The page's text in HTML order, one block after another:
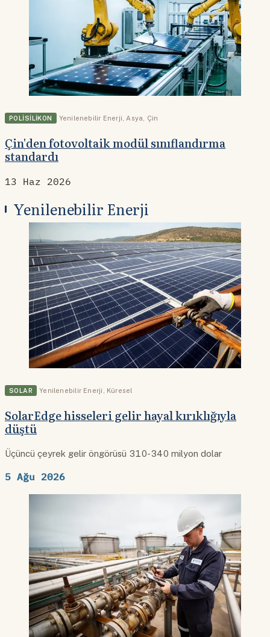
POLISILIKON Yenilenebilir Enerji Asya Çin
Çin'den fotovoltaik modül sınıflandırma
standardı
13 Haz 2026
Yenilenebilir Enerji
SOLAR Yenilenebilir Enerji Küresel
SolarEdge hisseleri gelir hayal kırıklığıyla
düştü
Üçüncü çeyrek gelir öngörüsü 310-340 milyon dolar
5 Ağu 2026